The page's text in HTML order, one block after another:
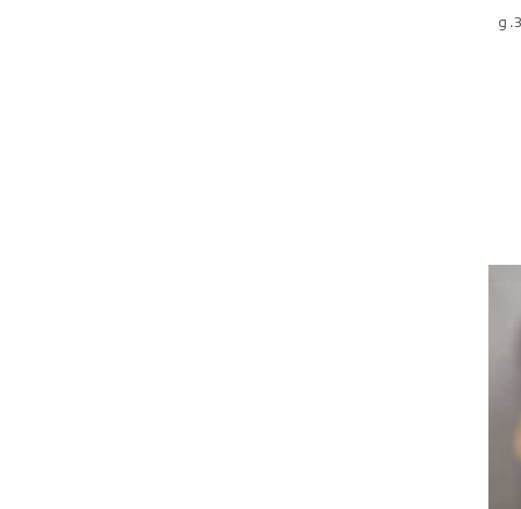
لا يحتوي السمسم على الفيتامين دال نهائيا. بينما يحتوي السمسم كميات عالية جدا من الاوميغا 6 تصل إلى 57 ضعف كمية الأوميغا 3. و